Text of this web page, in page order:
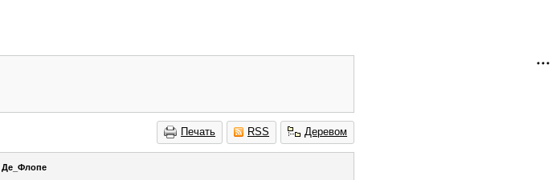
Печать RSS Деревом
Де_Флопе